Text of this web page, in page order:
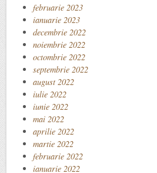
februarie 2023
ianuarie 2023
decembrie 2022
noiembrie 2022
octombrie 2022
septembrie 2022
august 2022
iulie 2022
iunie 2022
mai 2022
aprilie 2022
martie 2022
februarie 2022
ianuarie 2022